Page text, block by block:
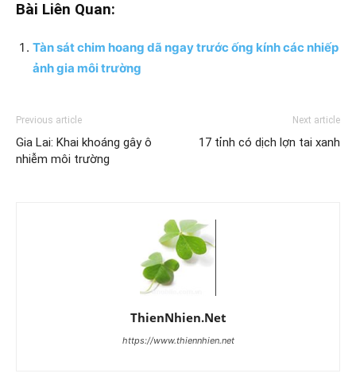
Bài Liên Quan:
Tàn sát chim hoang dã ngay trước ống kính các nhiếp
ảnh gia môi trường
Previous article
Gia Lai: Khai khoáng gây ô
nhiễm môi trường
Next article
17 tỉnh có dịch lợn tai xanh
ThienNhien.Net
https://www.thiennhien.net